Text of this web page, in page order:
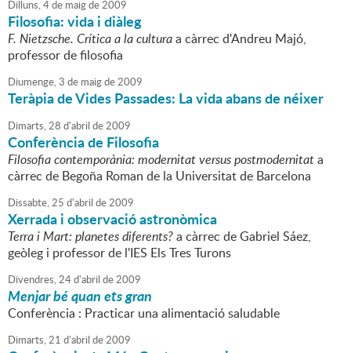
Dilluns,4de maigde2009
Filosofia: vida i diàleg
F. Nietzsche. Crítica a la culturaa càrrec d'Andreu Majó,
professor de filosofia
Diumenge,3 de maigde2009
Teràpia de Vides Passades: La vida abans de néixer
Dimarts,28 d'abril de2009
Conferència de Filosofia
Filosofia contemporània: modernitat versus postmodernitata
càrrec de Begoña Roman de la Universitat de Barcelona
Dissabte,25 d'abril de2009
Xerrada i observació astronòmica
Terra i Mart: planetes diferents?a càrrec de Gabriel Sáez,
geòleg i professor de l'IES Els Tres Turons
Divendres,24d'abril de2009
Menjar bé quan ets gran
Conferència : Practicar una alimentació saludable
Dimarts,21 d'abril de2009